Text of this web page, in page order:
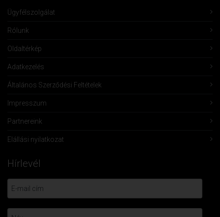
Ügyfélszolgálat
Rólunk
Oldaltérkép
Adatkezelés
Általános Szerződési Feltételek
Impresszum
Partnereink
Elállási nyilatkozat
Hírlevél